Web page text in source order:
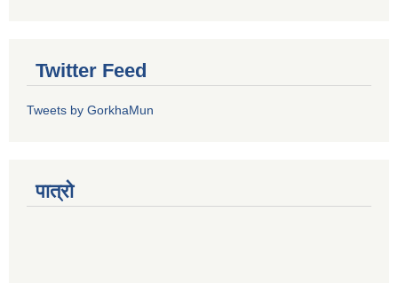
Twitter Feed
Tweets by GorkhaMun
पात्रो